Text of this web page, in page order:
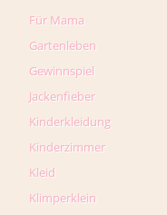
Für Mama
Gartenleben
Gewinnspiel
Jackenfieber
Kinderkleidung
Kinderzimmer
Kleid
Klimperklein